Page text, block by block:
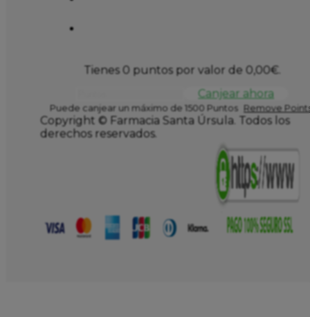
Tienes 0 puntos por valor de 0,00€.
Canjear ahora
Puede canjear un máximo de 1500 Puntos Remove
Copyright © Farmacia Santa Úrsula. Todos los
derechos reservados.